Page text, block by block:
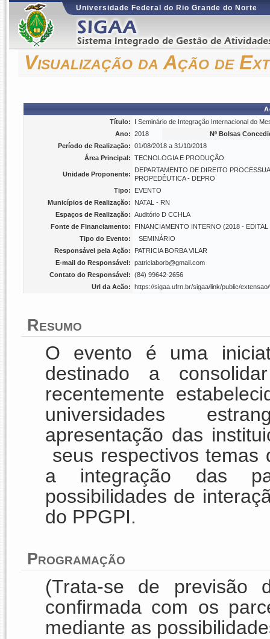
Universidade Federal do Rio Grande do Norte
Visualização da Ação de
Título:
I Seminário de Integração Internacional do
Ano: 2018
Nº Bolsas
Período de Realização: 01/08/2018 a 31/10/2018
Área Principal: TECNOLOGIA E PRODUÇÃO
Unidade Proponente:
DEPARTAMENTO DE DIREITO
PROPEDÊUTICA - DEPRO
Tipo:
EVENTO
Municípios de Realização:
NATAL - RN
Espaços de Realização: Auditório D CCHLA
Fonte de Financiamento:
FINANCIAMENTO INTERNO (2018 -
Tipo do Evento:
SEMINÁRIO
Responsável pela Ação:
PATRICIA BORBA VILAR
E-mail do Responsável: patriciaborb@gmail.com
Contato do Responsável: (84) 99642-2656
Url da Acão: https://sigaa.ufrn.br/sigaa/link/public/
Resumo
O evento é uma
destinado a
recentemente
universidades
apresentação das
seus respectivos temas
a integração das
possibilidades de
do PPGPI.
Programação
(Trata-se de previsão
confirmada com os
mediante as